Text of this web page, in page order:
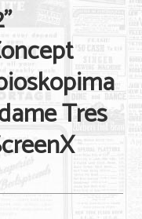
Tres